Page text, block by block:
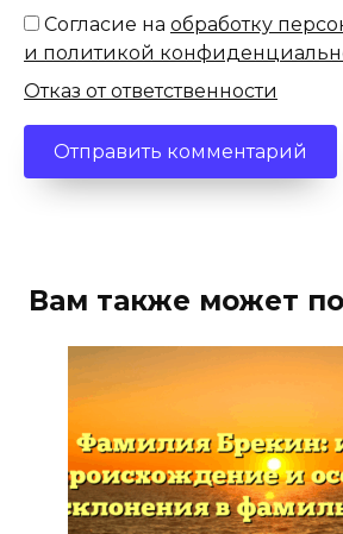
Согласие на обработку
и политикой
Отказ от ответственности
Вам также может